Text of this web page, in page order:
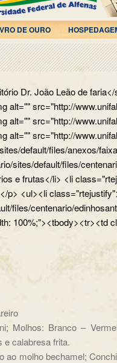
DE OURO
Dr. João Leão de
alt="" src="http://
alt="" src="http://
alt="" src="http://
default/files/anexos/
sites/default/files/
e frutas</li> <li
<ul><li
files/centenario/
Molhos: Branco –
e calabresa frita.
ao molho bechamel;